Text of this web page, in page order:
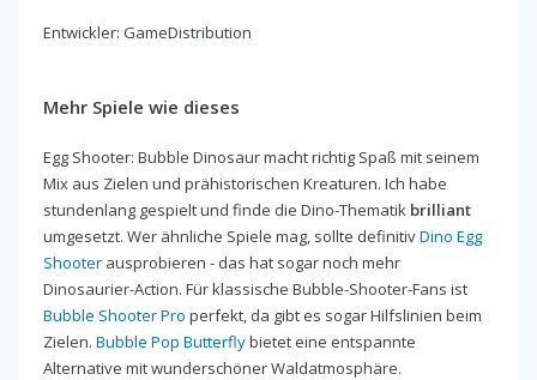
Entwickler: GameDistribution
Mehr Spiele wie dieses
Egg Shooter: Bubble Dinosaur macht richtig Spaß mit seinem
Mix aus Zielen und prähistorischen Kreaturen. Ich habe
stundenlang gespielt und finde die Dino-Thematik brilliant
umgesetzt. Wer ähnliche Spiele mag, sollte definitivDino Egg
Shooter ausprobieren - das hat sogar noch mehr
Dinosaurier-Action. Für klassische Bubble-Shooter-Fans ist
Bubble Shooter Pro perfekt, da gibt es sogar Hilfslinien beim
Zielen. Bubble Pop Butterflybietet eine entspannte
Alternative mit wunderschöner Waldatmosphäre.